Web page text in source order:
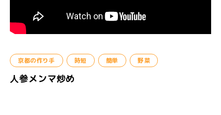
京都の作り手 時短 簡単 野菜
人参メンマ炒め